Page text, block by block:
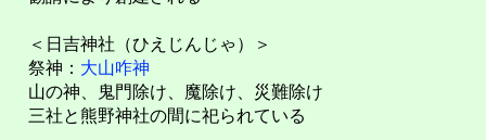
＜日吉神社（ひえじんじゃ）＞
祭神： 大山咋神
山の神、鬼門除け、魔除け、災難除け
三社と熊野神社の間に祀られている